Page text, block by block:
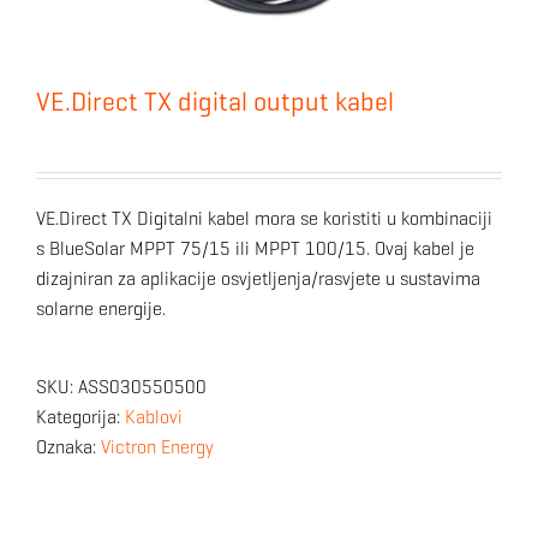
VE.Direct TX digital output kabel
VE.Direct TX Digitalni kabel mora se koristiti u kombinaciji
s BlueSolar MPPT 75/15 ili MPPT 100/15. Ovaj kabel je
dizajniran za aplikacije osvjetljenja/rasvjete u sustavima
solarne energije.
SKU: ASS030550500
Kategorija: Kablovi
Oznaka: Victron Energy